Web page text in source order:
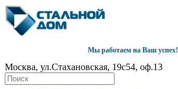
Мы работаем на Ваш успех!
Москва, ул.Стахановская, 19с54, оф.13